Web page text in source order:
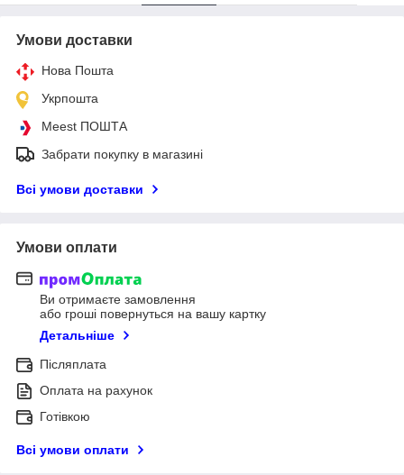
Умови доставки
Нова Пошта
Укрпошта
Meest ПОШТА
Забрати покупку в магазині
Всі умови доставки
Умови оплати
Ви отримаєте замовлення
або гроші повернуться на вашу картку
Детальніше
Післяплата
Оплата на рахунок
Готівкою
Всі умови оплати